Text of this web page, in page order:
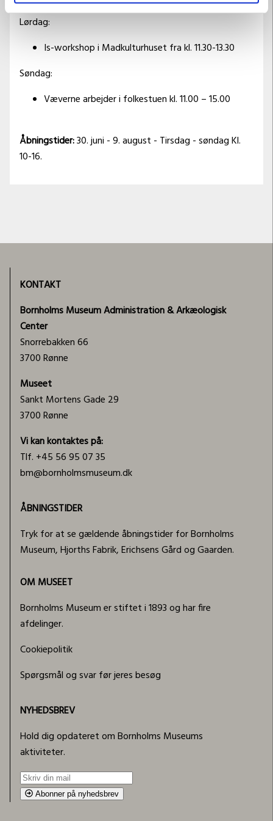
Lørdag:
Is-workshop i Madkulturhuset fra kl. 11.30-13.30
Søndag:
Væverne arbejder i folkestuen kl. 11.00 – 15.00
Åbningstider:30. juni - 9. august - Tirsdag - søndag Kl.
10-16.
KONTAKT
Bornholms Museum Administration & Arkæologisk
Center
Snorrebakken 66
3700 Rønne
Museet
Sankt Mortens Gade 29
3700 Rønne
Vi kan kontaktes på:
Tlf. +45 56 95 07 35
bm@bornholmsmuseum.dk
ÅBNINGSTIDER
Tryk for at se gældende åbningstider for Bornholms
Museum, Hjorths Fabrik, Erichsens Gård og Gaarden.
OM MUSEET
Bornholms Museum er stiftet i 1893 og har fire
afdelinger.
Cookiepolitik
Spørgsmål og svar før jeres besøg
NYHEDSBREV
Hold dig opdateret om Bornholms Museums
aktiviteter.
Abonner på nyhedsbrev